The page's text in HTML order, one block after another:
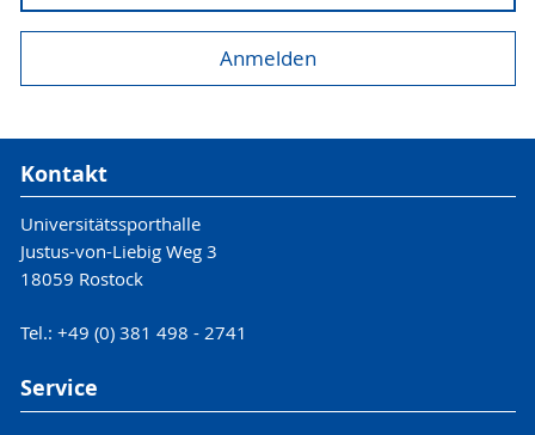
Kontakt
Universitätssporthalle
Justus-von-Liebig Weg 3
18059 Rostock
Tel.: +49 (0) 381 498 - 2741
Service